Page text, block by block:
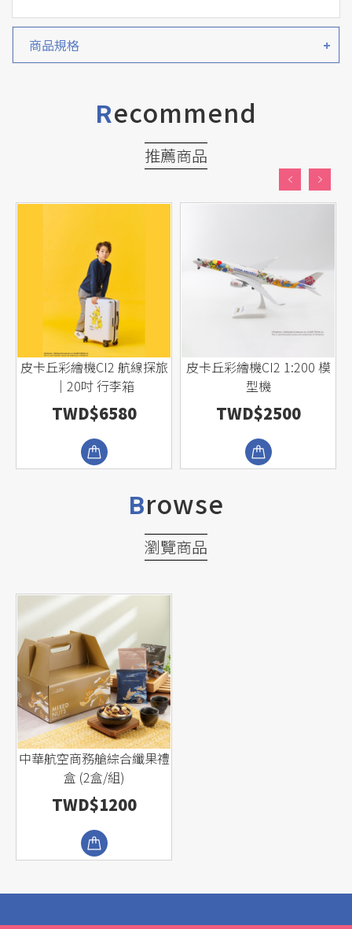
商品規格
Recommend
推薦商品
皮卡丘彩繪機CI2 航線探旅
｜20吋 行李箱
TWD$6580
皮卡丘彩繪機CI2 1:200 模
型機
TWD$2500
Browse
瀏覽商品
中華航空商務艙綜合纖果禮
盒 (2盒/組)
TWD$1200